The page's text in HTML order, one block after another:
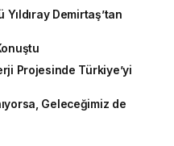
Demirtaş’tan
Projesinde Türkiye’yi
Geleceğimiz de